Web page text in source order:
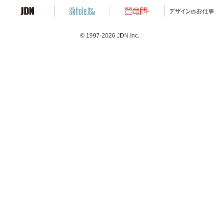
© 1997-2026 JDN Inc.